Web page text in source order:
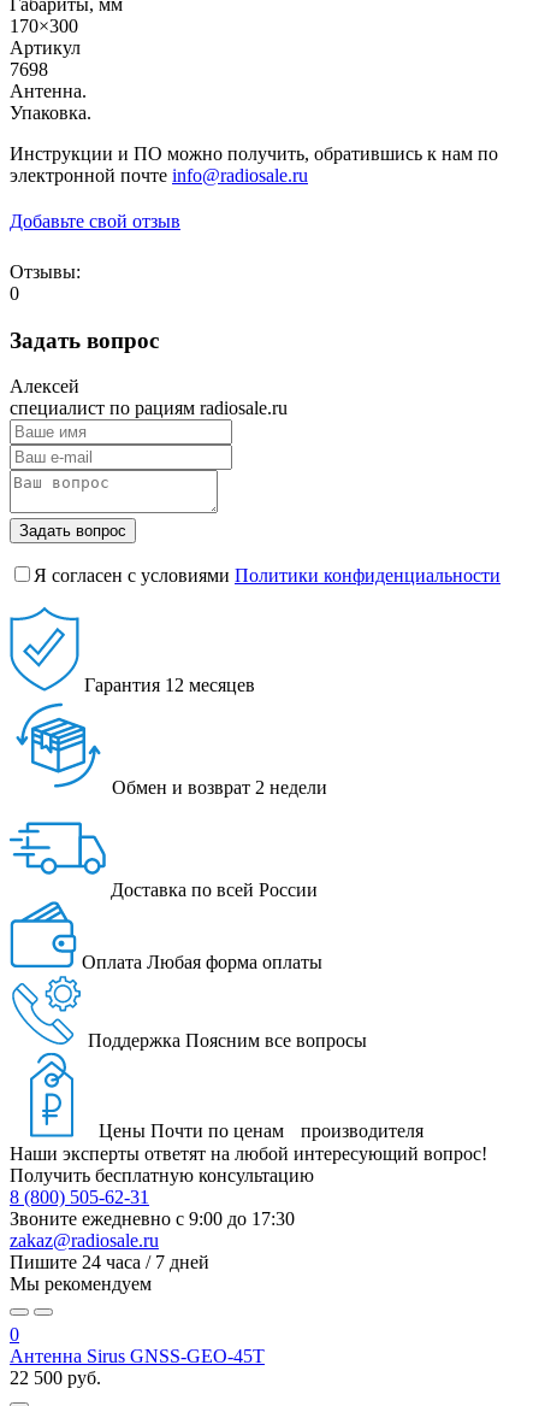
170×300
Артикул
7698
Антенна.
Упаковка.
Инструкции и ПО можно получить, обратившись к нам по
электронной почте info@radiosale.ru
Добавьте свой отзыв
Отзывы:
0
Задать вопрос
Алексей
специалист по рациям radiosale.ru
Задать вопрос
Я согласен с условиями Политики конфиденциальности
Гарантия 12 месяцев
Обмен и возврат 2 недели
Доставка по всей России
Оплата Любая форма оплаты
Поддержка Поясним все вопросы
Цены Почти по ценам производителя
Наши эксперты ответят на любой интересующий вопрос!
Получить бесплатную консультацию
8 (800) 505-62-31
Звоните ежедневно с 9:00 до 17:30
zakaz@radiosale.ru
Пишите 24 часа / 7 дней
Мы рекомендуем
0
Антенна Sirus GNSS-GEO-45T
22 500 руб.